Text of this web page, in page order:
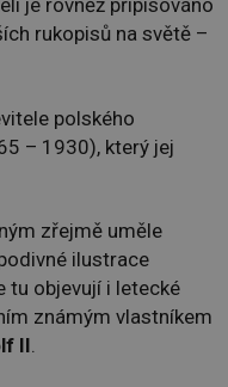
je rovněž připisováno
rukopisů na světě –
polského
– 1930), který jej
zřejmě uměle
ilustrace
tu objevují i letecké
známým vlastníkem
II